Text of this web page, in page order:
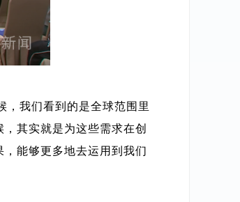
，我们看到的是全球范围里
其实就是为这些需求在创
能够更多地去运用到我们